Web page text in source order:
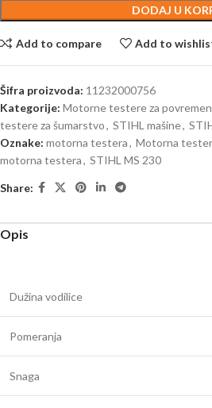
DODAJ U
Add to compare Add to
Šifra proizvoda: 11232000756
Kategorije: Motorne testere za
testere za šumarstvo, STIHL mašine,
Oznake: motorna testera, Motorna
motorna testera, STIHL MS 230
Share:
Opis
Dužina vodilice
Pomeranja
Snaga